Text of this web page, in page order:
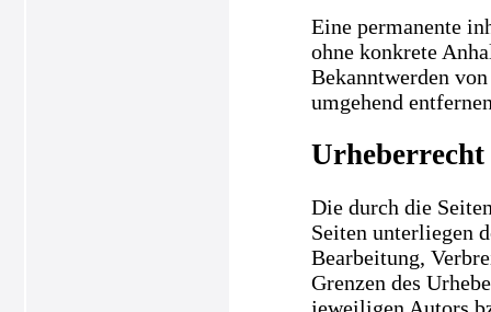
Eine permanente
ohne konkrete
Bekanntwerden
umgehend
Urheberrecht
Die durch die
Seiten unterliegen
Bearbeitung,
Grenzen des